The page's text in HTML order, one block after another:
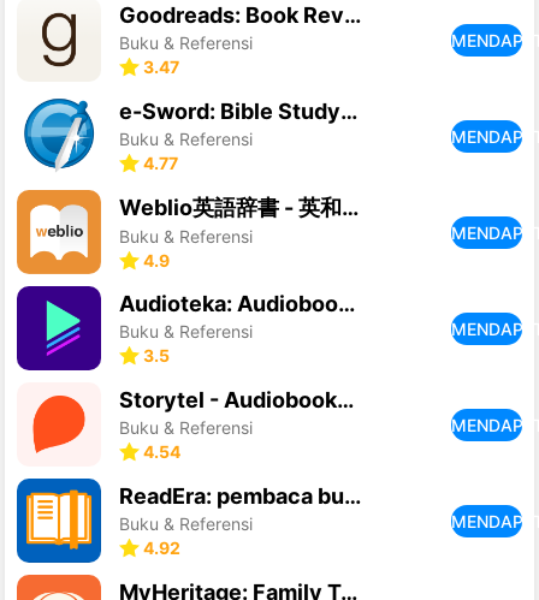
Goodreads: Book Reviews
Buku & Referensi
3.47
e-Sword: Bible Study to Go
Buku & Referensi
4.77
Weblio英語辞書 - 英和辞典 - 和英辞典を多数掲載
Buku & Referensi
4.9
Audioteka: Audiobooki/Podcasty
Buku & Referensi
3.5
Storytel - Audiobooks & Books
Buku & Referensi
4.54
ReadEra: pembaca buku pdf epub
Buku & Referensi
4.92
MyHeritage: Family Tree & DNA